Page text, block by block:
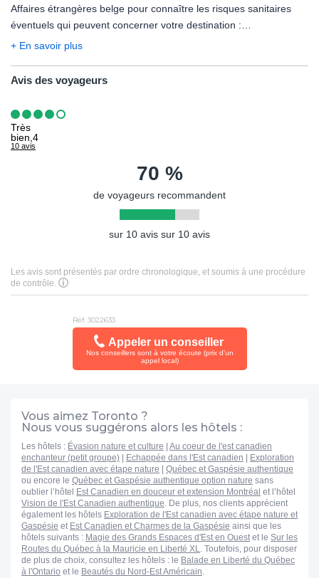
terroriste.
PRÉCISION DESCRIPTIF
Les photos utilisées pour présenter les hôtels et la destination le
sont à titre indicatif et non-contractuel. Concernant votre
logement, l'hôtel offre différentes configurations et décorations.
La chambre allouée lors de votre arrivée pourra être ainsi
Votre séjour est assuré par le tour opérateur suivant :
FRAM
Affaires étrangères belge pour connaître les risques sanitaires
éventuels qui peuvent concerner votre destination :
https://diplomatie.belgium.be/fr/Services/voyager_a_letranger/
+ En savoir plus
Avis des voyageurs
Très
bien,4
10 avis
70 %
de voyageurs recommandent
sur 10 avis sur 10 avis
Les avis sont présentés par ordre chronologique, et soumis à une procédure
de contrôle.
Réf. 3022633
Appeler un conseiller
Nos conseillers sont à votre écoute (prix d'un
appel local)
Vous aimez Toronto ?
Nous vous suggérons alors les hôtels :
Les hôtels : Évasion nature et culture
Au coeur de l'est canadien
enchanteur (petit groupe)
Echappée dans l'Est canadien
Exploration
de l'Est canadien avec étape nature
Québec et Gaspésie authentique
ou encore le Québec et Gaspésie authentique option nature sans
oublier l’hôtel
Est Canadien en douceur et extension Montréal et l’hôtel
Vision de l'Est Canadien authentique. De plus, nos clients apprécient
également les hôtels Exploration de l'Est canadien avec étape nature et
Gaspésie et Est Canadien et Charmes de la Gaspésie ainsi que les
hôtels suivants : Magie des Grands Espaces d'Est en Ouestet le Sur les
Routes du Québec à la Mauricie en Liberté XL. Toutefois, pour disposer
de plus de choix, consultez les hôtels : le Balade en Liberté du Québec
à l'Ontario et le Beautés du Nord-Est Américain.